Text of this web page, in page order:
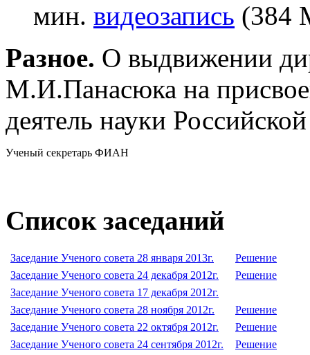
мин. видеозапись (384
Разное. О выдвижении
М.И.Панасюка на
деятель науки
Ученый секретарь ФИАН
Список заседаний
Заседание Ученого совета 28 января 2013г.
Решение
Заседание Ученого совета 24 декабря 2012г.
Решение
Заседание Ученого совета 17 декабря 2012г.
Заседание Ученого совета 28 ноября 2012г.
Решение
Заседание Ученого совета 22 октября 2012г.
Решение
Заседание Ученого совета 24 сентября 2012г.
Решение